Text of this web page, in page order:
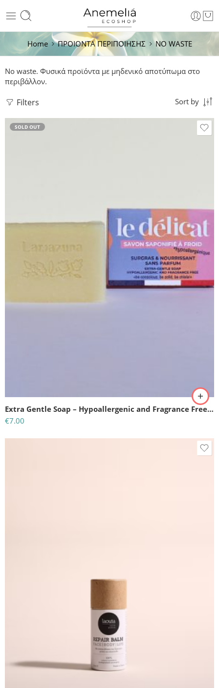
Home ΠΡΟΙΟΝΤΑ ΠΕΡΙΠΟΙΗΣΗΣ NO WASTE
No waste. Φυσικά προϊόντα με μηδενικό αποτύπωμα στο
περιβάλλον.
Filters Sort by
SOLD OUT
Extra Gentle Soap – Hypoallergenic and Fragrance Free-Lamazuna
€7.00